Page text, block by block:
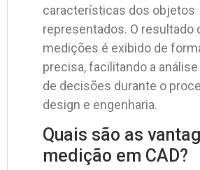
características dos objetos
representados. O resultado
medições é exibido de
precisa, facilitando a
de decisões durante o
design e engenharia.
Quais são as
medição em CAD?